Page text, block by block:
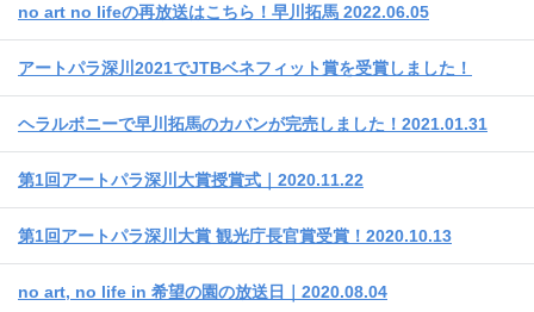
no art no lifeの再放送はこちら！早川拓馬 2022.06.05
アートパラ深川2021でJTBベネフィット賞を受賞しました！
ヘラルボニーで早川拓馬のカバンが完売しました！2021.01.31
第1回アートパラ深川大賞授賞式｜2020.11.22
第1回アートパラ深川大賞 観光庁長官賞受賞！2020.10.13
no art, no life in 希望の園の放送日｜2020.08.04